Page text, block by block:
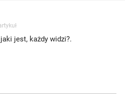
jest, każdy widzi?.